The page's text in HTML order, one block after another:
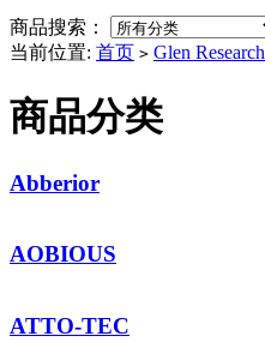
商品搜索：
当前位置: 首页 > Glen Research
商品分类
Abberior
AOBIOUS
ATTO-TEC